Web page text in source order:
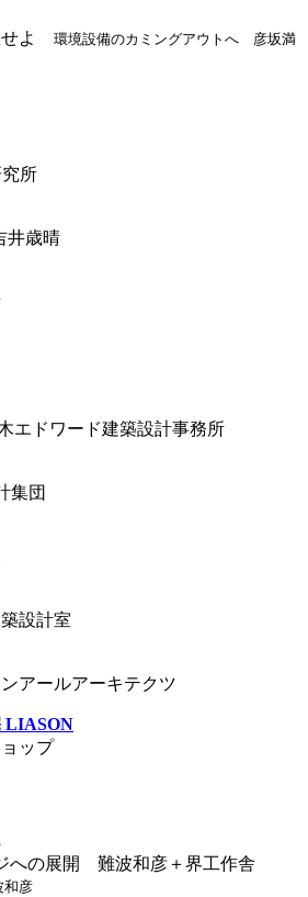
せよ 環境設備のカミングアウトへ 彦坂満
所
井歳晴
エドワード建築設計事務所
集団
設計室
アールアーキテクツ
LIASON
ップ
への展開 難波和彦＋界工作舎
彦